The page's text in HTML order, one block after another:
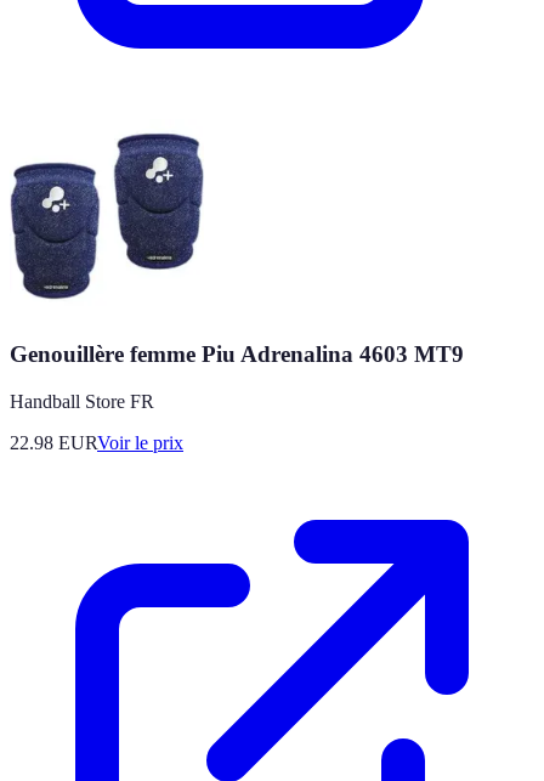
Genouillère femme Piu Adrenalina 4603 MT9
Handball Store FR
22.98 EURVoir le prix